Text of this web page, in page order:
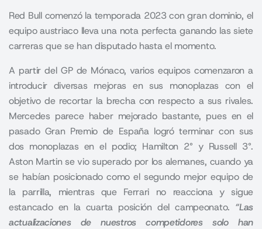
Red Bull comenzó la temporada 2023 con gran dominio, el
equipo austriaco lleva una nota perfecta ganando las siete
carreras que se han disputado hasta el momento.
A partir del GP de Mónaco, varios equipos comenzaron a
introducir diversas mejoras en sus monoplazas con el
objetivo de recortar la brecha con respecto a sus rivales.
Mercedes parece haber mejorado bastante, pues en el
pasado Gran Premio de Españalogró terminar con sus
dos monoplazas en el podio; Hamilton 2° y Russell 3°.
Aston Martin se vio superado por los alemanes, cuando ya
se habían posicionado como el segundo mejor equipo de
la parrilla, mientras que Ferrari no reacciona y sigue
estancado en la cuarta posición del campeonato. “Las
actualizaciones de nuestros competidores solo han